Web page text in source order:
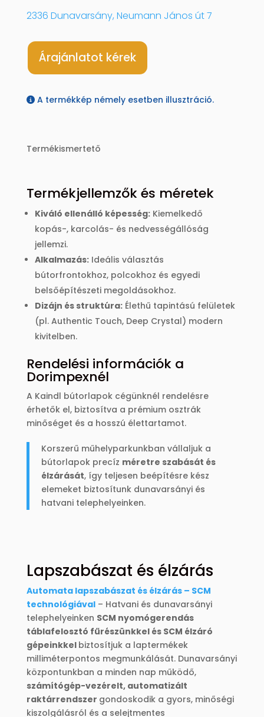
2336 Dunavarsány, Neumann János út 7
Árajánlatot kérek
A termékkép némely esetben illusztráció.
Termékismertető
Termékjellemzők és méretek
Kiváló ellenálló képesség:Kiemelkedő
kopás-, karcolás- és nedvességállóság
jellemzi.
Alkalmazás:Ideális választás
bútorfrontokhoz, polcokhoz és egyedi
belsőépítészeti megoldásokhoz.
Dizájn és struktúra:Élethű tapintású felületek
(pl. Authentic Touch, Deep Crystal) modern
kivitelben.
Rendelési információk a
Dorimpexnél
A Kaindl bútorlapok cégünknél rendelésre
érhetők el, biztosítva a prémium osztrák
minőséget és a hosszú élettartamot.
Korszerű műhelyparkunkban vállaljuk a
bútorlapok precíz méretre szabását és
élzárását, így teljesen beépítésre kész
elemeket biztosítunk dunavarsányi és
hatvani telephelyeinken.
Lapszabászat és élzárás
Automata lapszabászat és élzárás – SCM
technológiával– Hatvani és dunavarsányi
telephelyeinken SCM nyomógerendás
táblafelosztó fűrészünkkel és SCM élzáró
gépeinkkel biztosítjuk a laptermékek
milliméterpontos megmunkálását. Dunavarsányi
központunkban a minden nap működő,
számítógép-vezérelt, automatizált
raktárrendszer gondoskodik a gyors, minőségi
kiszolgálásról és a selejtmentes